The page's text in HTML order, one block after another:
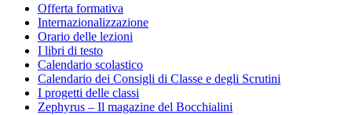
Offerta formativa
Internazionalizzazione
Orario delle lezioni
I libri di testo
Calendario scolastico
Calendario dei Consigli di Classe e degli Scrutini
I progetti delle classi
Zephyrus – Il magazine del Bocchialini